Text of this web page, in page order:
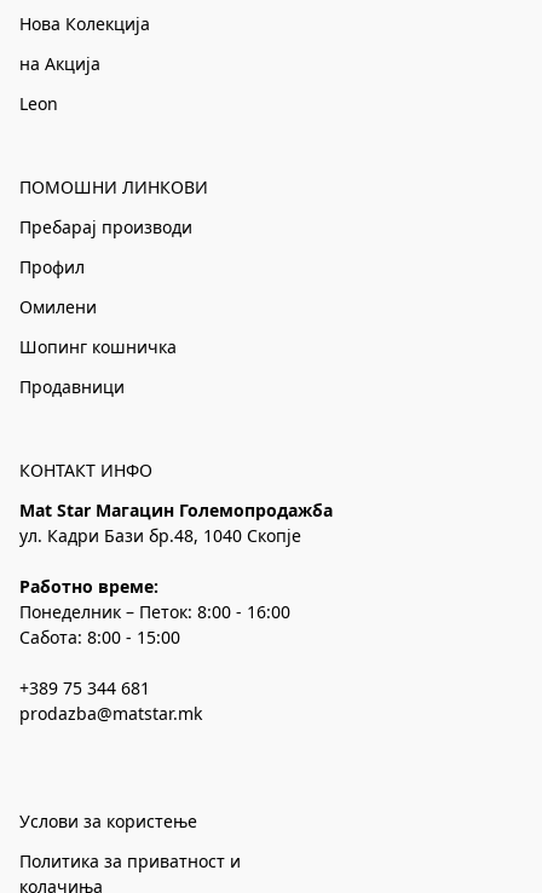
Нова Колекција
на Акција
Leon
ПОМОШНИ ЛИНКОВИ
Пребарај производи
Профил
Омилени
Шопинг кошничка
Продавници
КОНТАКТ ИНФО
Mat Star Магацин Големопродажба
ул. Кадри Бази бр.48, 1040 Скопје
Работно време:
Понеделник – Петок: 8:00 - 16:00
Сабота: 8:00 - 15:00
+389 75 344 681
prodazba@matstar.mk
Услови за користење
Политика за приватност и
колачиња